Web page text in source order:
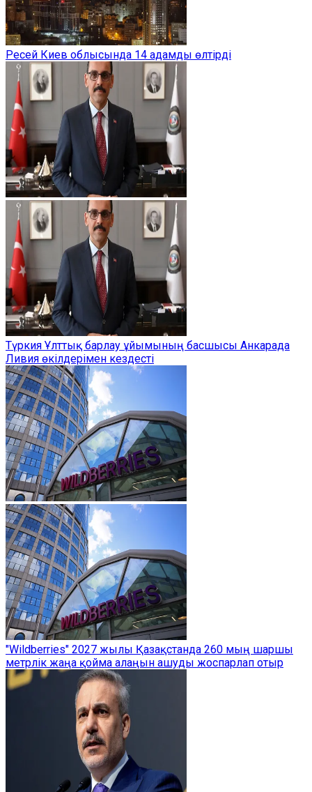
Ресей Киев облысында 14 адамды өлтірді
Түркия Ұлттық барлау ұйымының басшысы Анкарада
Ливия өкілдерімен кездесті
"Wildberries" 2027 жылы Қазақстанда 260 мың шаршы
метрлік жаңа қойма алаңын ашуды жоспарлап отыр